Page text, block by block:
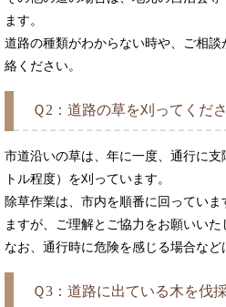
ます。
道路の種類がわからない時や、ご相
絡ください。
Ｑ2：道路の草を刈ってくださ
市道沿いの草は、年に一度、通行に
トル程度）を刈っています。
除草作業は、市内を順番に回ってい
ますが、ご理解とご協力をお願いいた
なお、通行時に危険を感じる場合など
Ｑ3：道路に出ている木を伐